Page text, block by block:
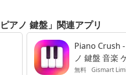
ピアノ 鍵盤」関連アプリ
Piano Crush
ノ 鍵盤 音楽
無料 Gismart